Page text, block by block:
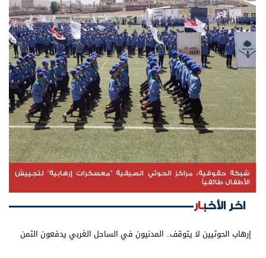
شبكة حقوقية: مراكز الحوثي الصيفية "معسكرات إرهابية" لتجييش
الأطفال طائفياً
اخر الأخبار
إرهاب الحوثيين لا يتوقف.. المدنيون في الساحل الغربي يدفعون الثمن